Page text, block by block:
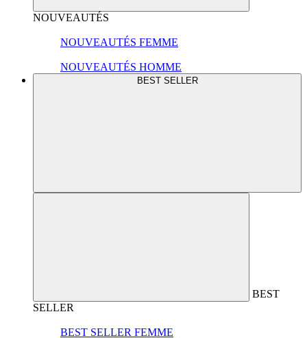
NOUVEAUTÉS
NOUVEAUTÉS FEMME
NOUVEAUTÉS HOMME
BEST SELLER
BEST
SELLER
BEST SELLER FEMME